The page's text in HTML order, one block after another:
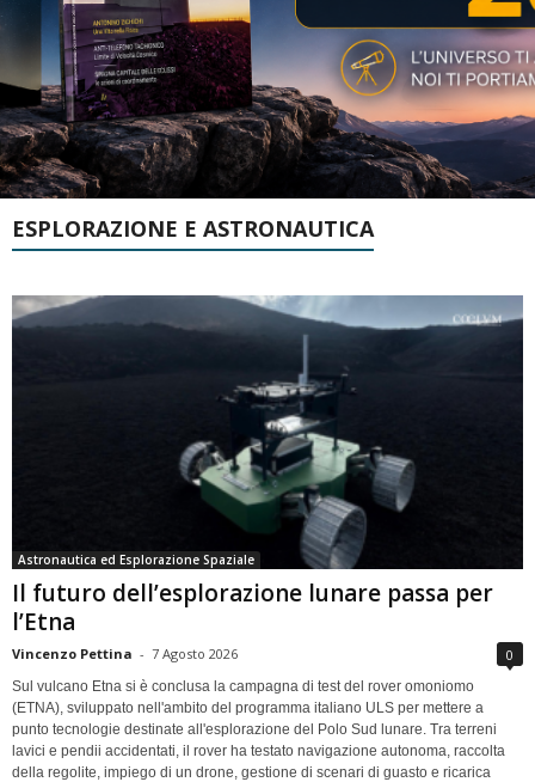
ESPLORAZIONE E ASTRONAUTICA
Astronautica ed Esplorazione Spaziale
Il futuro dell’esplorazione lunare passa per
l’Etna
Vincenzo Pettina - 7 Agosto 2026 0
Sul vulcano Etna si è conclusa la campagna di test del rover omoniomo
(ETNA), sviluppato nell'ambito del programma italiano ULS per mettere a
punto tecnologie destinate all'esplorazione del Polo Sud lunare. Tra terreni
lavici e pendii accidentati, il rover ha testato navigazione autonoma, raccolta
della regolite, impiego di un drone, gestione di scenari di guasto e ricarica